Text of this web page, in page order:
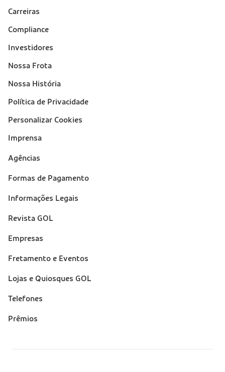
Carreiras
Compliance
Investidores
Nossa Frota
Nossa História
Política de Privacidade
Personalizar Cookies
Imprensa
Suporte
Agências
Formas de Pagamento
Informações Legais
Revista GOL
Empresas
Fretamento e Eventos
Lojas e Quiosques GOL
Telefones
Prêmios